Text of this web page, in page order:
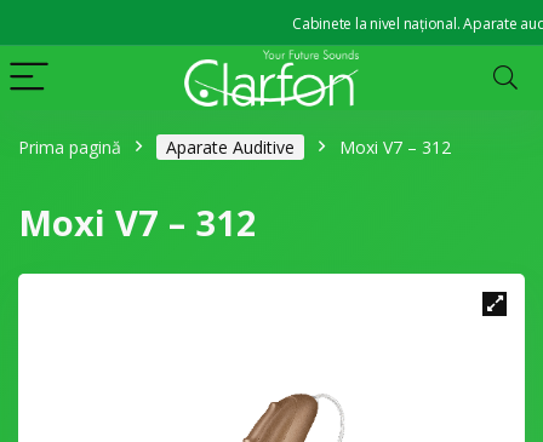
Cabinete la nivel național. Aparate
Prima pagină Aparate Auditive Moxi V7 – 312
Moxi V7 – 312